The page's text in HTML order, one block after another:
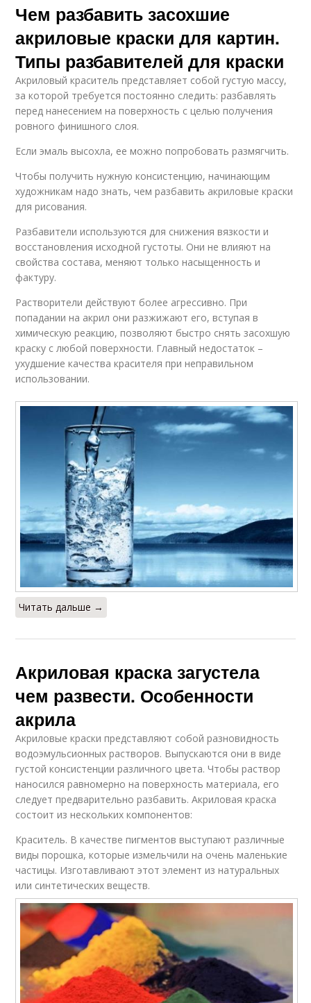
Чем разбавить засохшие
акриловые краски для картин.
Типы разбавителей для краски
Акриловый краситель представляет собой густую массу,
за которой требуется постоянно следить: разбавлять
перед нанесением на поверхность с целью получения
ровного финишного слоя.
Если эмаль высохла, ее можно попробовать размягчить.
Чтобы получить нужную консистенцию, начинающим
художникам надо знать, чем разбавить акриловые краски
для рисования.
Разбавители используются для снижения вязкости и
восстановления исходной густоты. Они не влияют на
свойства состава, меняют только насыщенность и
фактуру.
Растворители действуют более агрессивно. При
попадании на акрил они разжижают его, вступая в
химическую реакцию, позволяют быстро снять засохшую
краску с любой поверхности. Главный недостаток –
ухудшение качества красителя при неправильном
использовании.
Читать дальше →
Акриловая краска загустела
чем развести. Особенности
акрила
Акриловые краски представляют собой разновидность
водоэмульсионных растворов. Выпускаются они в виде
густой консистенции различного цвета. Чтобы раствор
наносился равномерно на поверхность материала, его
следует предварительно разбавить. Акриловая краска
состоит из нескольких компонентов:
Краситель. В качестве пигментов выступают различные
виды порошка, которые измельчили на очень маленькие
частицы. Изготавливают этот элемент из натуральных
или синтетических веществ.